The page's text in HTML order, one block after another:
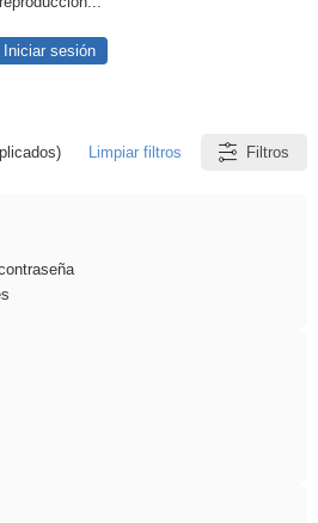
Iniciar sesión
Limpiar filtros Filtros